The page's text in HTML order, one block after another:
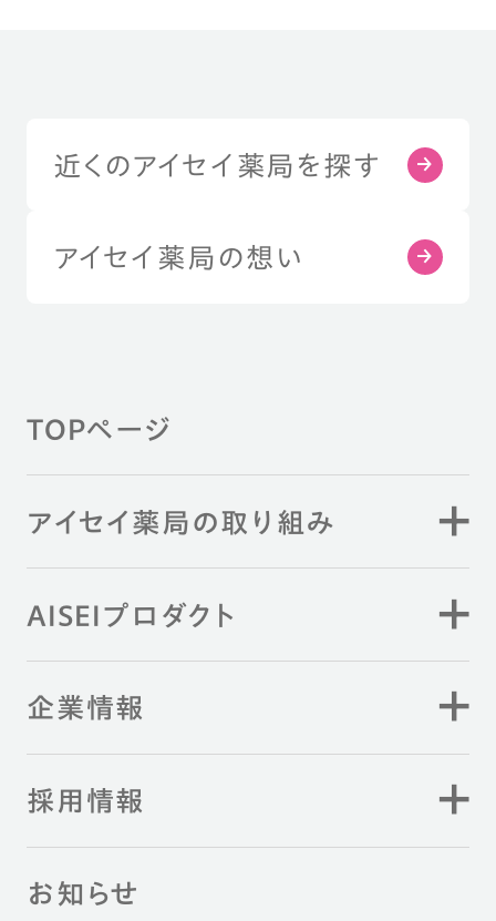
近くのアイセイ薬局を探す
アイセイ薬局の想い
TOPページ
アイセイ薬局の取り組み
AISEIプロダクト
企業情報
採用情報
お知らせ